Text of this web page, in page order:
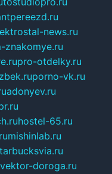
news.ru
znakomye.ru
pro-otdelky.ru
porno-vk.ru
adonyev.ru
hostel-65.ru
mishinlab.ru
vektor-doroga.ru